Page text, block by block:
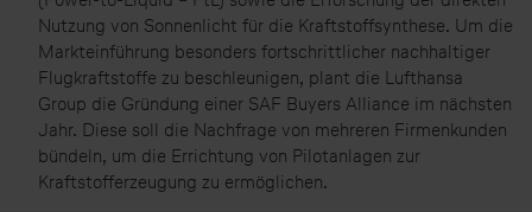
Nutzung von Sonnenlicht für die Kraftstoffsynthese. Um die
Markteinführung besonders fortschrittlicher nachhaltiger
Flugkraftstoffe zu beschleunigen, plant die Lufthansa
Group die Gründung einer SAF Buyers Alliance im nächsten
Jahr. Diese soll die Nachfrage von mehreren Firmenkunden
bündeln, um die Errichtung von Pilotanlagen zur
Kraftstofferzeugung zu ermöglichen.